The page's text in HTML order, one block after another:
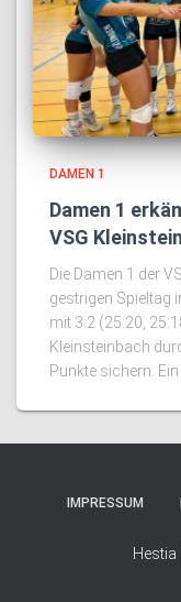
DAMEN 1
Damen 1
VSG
Die Damen 1 der
gestrigen Spieltag
mit 3:2 (25:20,
Kleinsteinbach
Punkte sichern.
IMPRESSUM
Hestia